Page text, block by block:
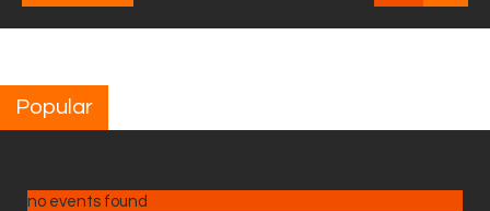
Popular
no events found